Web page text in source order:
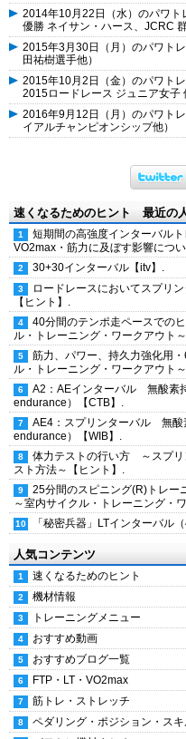
2014年10月22日（水）のパワ
優勝 ネイサン・ハース、JCRC
2015年3月30日（月）のパワト
田祐樹選手他）
2015年10月2日（金）のパワト
2015ロードレース ジュニア女
2016年9月12日（月）のパワト
イアルチャンピオンシップ他）
速くなるためのヒント 最近の
短期間の高強度インターバル
VO2max・筋力に及ぼす影響につ
30+30インターバル【itv】.
ロードレースにおいてスプリ
【ヒント】.
40分間のテンポ走ペースでの
ル・トレーニング・ワークアウト
筋力、パワー、持久力強化用
ル・トレーニング・ワークアウト
A2：AEインターバル 無酸素
endurance）【CTB】.
AE4：スプリンターバル 無酸
endurance）【WIB】.
体力テストの行い方 ～スプリ
スト方法～【ヒント】.
25分間のスピニング(R)トレ
～室内サイクル・トレーニング・
「秘密兵器」LTインターバル
人気コンテンツ
速くなるためのヒント
機材情報
トレーニングメニュー
おすすめ動画
おすすめブログ一覧
FTP・LT・VO2max
筋トレ・ストレッチ
ペダリング・ポジション・ス